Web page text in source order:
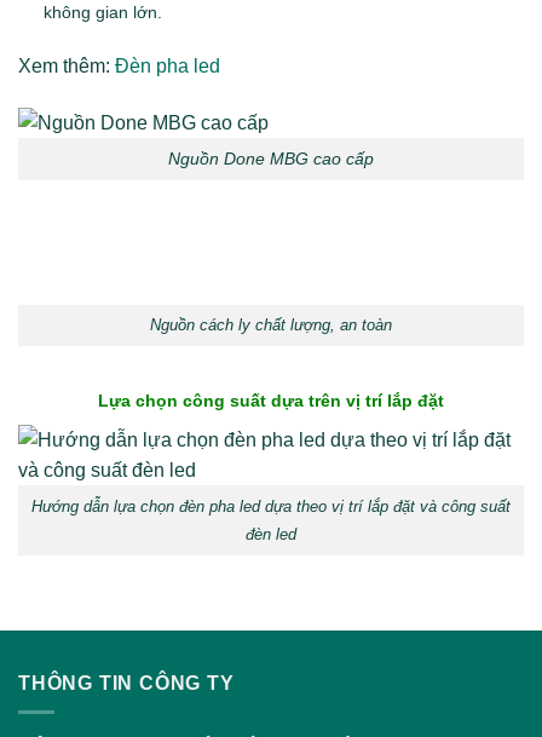
không gian lớn.
Xem thêm: Đèn pha led
Nguồn Done MBG cao cấp
Nguồn cách ly chất lượng, an toàn
Lựa chọn công suất dựa trên vị trí lắp đặt
Hướng dẫn lựa chọn đèn pha led dựa theo vị trí lắp đặt và công suất
đèn led
THÔNG TIN CÔNG TY